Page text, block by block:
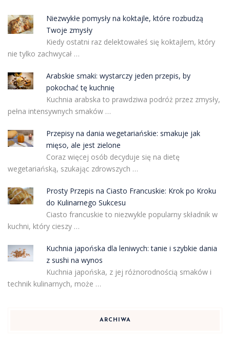
Niezwykłe pomysły na koktajle, które rozbudzą
Twoje zmysły
Kiedy ostatni raz delektowałeś się koktajlem, który
nie tylko zachwycał …
Arabskie smaki: wystarczy jeden przepis, by
pokochać tę kuchnię
Kuchnia arabska to prawdziwa podróż przez zmysły,
pełna intensywnych smaków …
Przepisy na dania wegetariańskie: smakuje jak
mięso, ale jest zielone
Coraz więcej osób decyduje się na dietę
wegetariańską, szukając zdrowszych …
Prosty Przepis na Ciasto Francuskie: Krok po Kroku
do Kulinarnego Sukcesu
Ciasto francuskie to niezwykle popularny składnik w
kuchni, który cieszy …
Kuchnia japońska dla leniwych: tanie i szybkie dania
z sushi na wynos
Kuchnia japońska, z jej różnorodnością smaków i
technik kulinarnych, może …
ARCHIWA